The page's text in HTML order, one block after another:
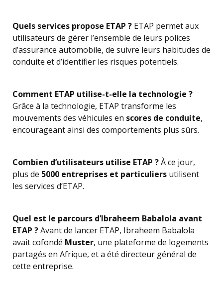
Quels services propose ETAP ? ETAP permet aux
utilisateurs de gérer l’ensemble de leurs polices
d’assurance automobile, de suivre leurs habitudes de
conduite et d’identifier les risques potentiels.
Comment ETAP utilise-t-elle la technologie ?
Grâce à la technologie, ETAP transforme les
mouvements des véhicules en scores de conduite,
encourageant ainsi des comportements plus sûrs.
Combien d’utilisateurs utilise ETAP ?À ce jour,
plus de 5000 entreprises et particuliers utilisent
les services d’ETAP.
Quel est le parcours d’Ibraheem Babalola avant
ETAP ?Avant de lancer ETAP, Ibraheem Babalola
avait cofondé Muster, une plateforme de logements
partagés en Afrique, et a été directeur général de
cette entreprise.